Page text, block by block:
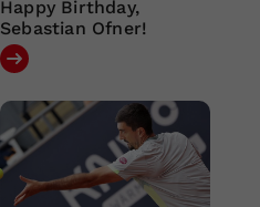
Happy Birthday,
Sebastian Ofner!